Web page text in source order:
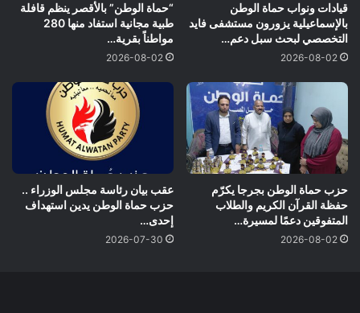
قيادات ونواب حماة الوطن
بالإسماعيلية يزورون مستشفى فايد
التخصصي لبحث سبل دعم…
2026-08-02
“حماة الوطن” بالأقصر ينظم قافلة
طبية مجانية استفاد منها 280
مواطناً بقرية…
2026-08-02
حزب حماة الوطن بجرجا يكرّم
حفظة القرآن الكريم والطلاب
المتفوقين دعمًا لمسيرة…
2026-08-02
عقب بيان رئاسة مجلس الوزراء ..
حزب حماة الوطن يدين استهداف
إحدى…
2026-07-30